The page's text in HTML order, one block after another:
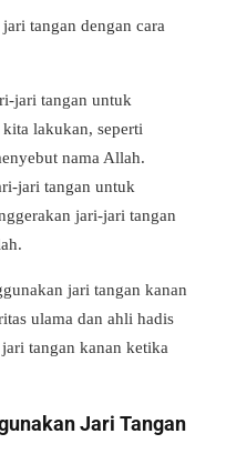
tangan dengan cara
jari tangan untuk
lakukan, seperti
nama Allah.
jari tangan untuk
jari-jari tangan
jari tangan kanan
ulama dan ahli hadis
tangan kanan ketika
Jari Tangan